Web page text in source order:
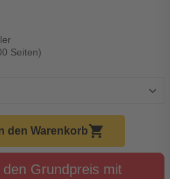
Seiten)
Menge
den Warenkorbshopping_cart
Grundpreis mit